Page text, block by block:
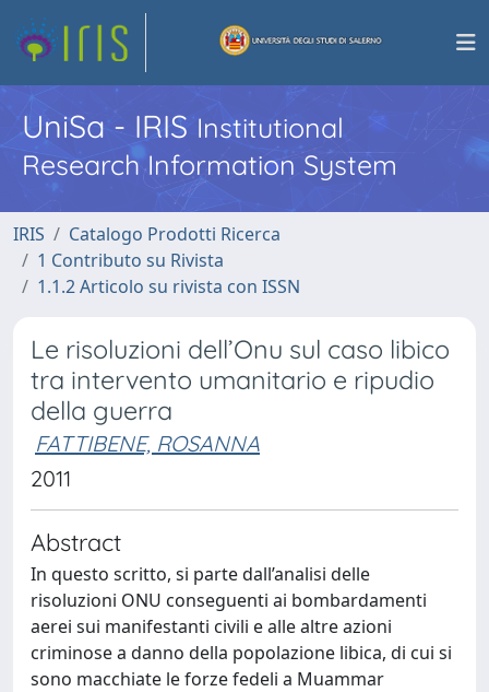
UniSa - IRISInstitutional
Research Information System
IRIS
Catalogo Prodotti Ricerca
1 Contributo su Rivista
1.1.2 Articolo su rivista con ISSN
Le risoluzioni dell’Onu sul caso libico
tra intervento umanitario e ripudio
della guerra
FATTIBENE, ROSANNA
2011
Abstract
In questo scritto, si parte dall’analisi delle
risoluzioni ONU conseguenti ai bombardamenti
aerei sui manifestanti civili e alle altre azioni
criminose a danno della popolazione libica, di cui si
sono macchiate le forze fedeli a Muammar